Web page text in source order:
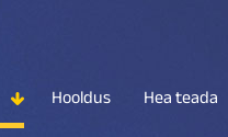
Hooldus Hea teada